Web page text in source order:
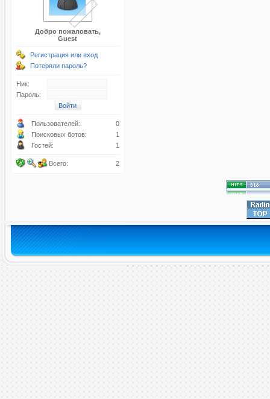
Добро пожаловать,
Guest
Регистрация или вход
Потеряли пароль?
Ник:
Пароль:
Пользователей:
0
Поисковых ботов:
1
Гостей:
1
Всего: 2